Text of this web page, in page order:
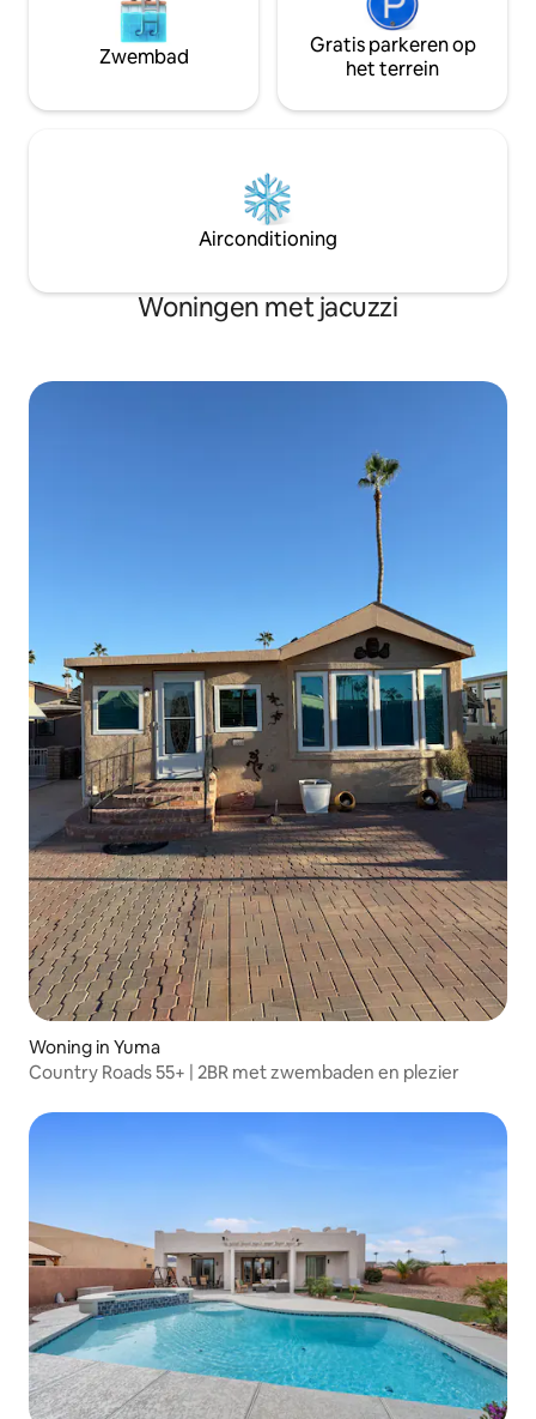
Zwembad
Gratis parkeren op
het terrein
Airconditioning
Woningen met jacuzzi
Woning in Yuma
Country Roads 55+ | 2BR met zwembaden en plezier